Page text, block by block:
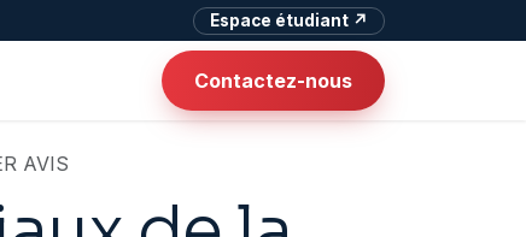
Espace étudiant ↗
Contactez-nous
AVIS